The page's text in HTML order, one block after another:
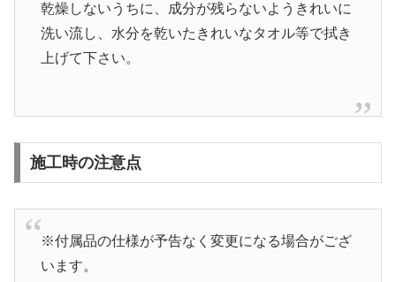
乾燥しないうちに、成分が残らないようきれいに
洗い流し、水分を乾いたきれいなタオル等で拭き
上げて下さい。
施工時の注意点
※付属品の仕様が予告なく変更になる場合がござ
います。